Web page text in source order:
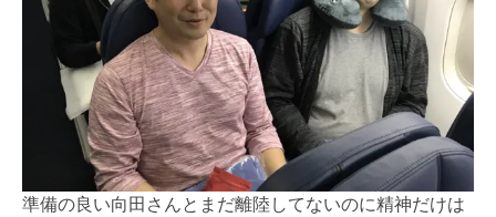
準備の良い向田さんとまだ離陸してないのに精神だけは